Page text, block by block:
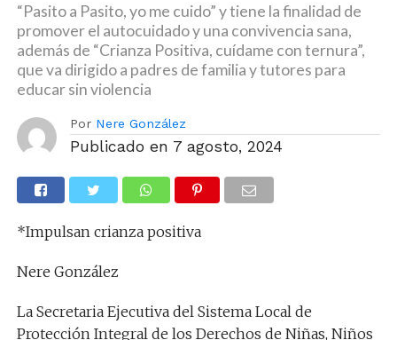
“Pasito a Pasito, yo me cuido” y tiene la finalidad de
promover el autocuidado y una convivencia sana,
además de “Crianza Positiva, cuídame con ternura”,
que va dirigido a padres de familia y tutores para
educar sin violencia
Por Nere González
Publicado en 7 agosto, 2024
*Impulsan crianza positiva
Nere González
La Secretaria Ejecutiva del Sistema Local de
Protección Integral de los Derechos de Niñas, Niños